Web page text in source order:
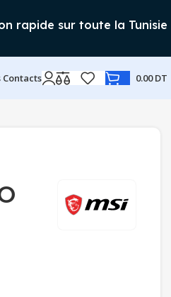
rapide sur toute la Tunisie
Contacts 0.00DT